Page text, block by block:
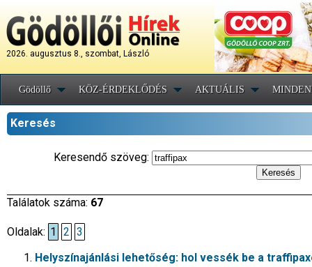
2026. augusztus 8., szombat, László
Gödöllő KÖZ-ÉRDEKLŐDÉS AKTUÁLIS
Keresés
Keresendő szöveg:
Találatok száma: 67
Oldalak: 1 2 3
Helyszínajánlási lehetőség: hol vessék be a